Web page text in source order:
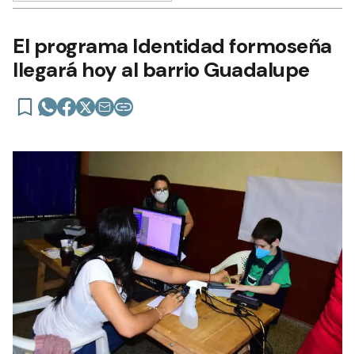
El programa Identidad formoseña
llegará hoy al barrio Guadalupe